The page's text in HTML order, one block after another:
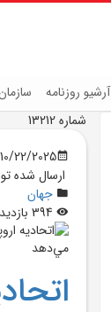
آرشیو روزنامه
شماره 13212
10/22/2025 12:00:00 AM
ارسال شده
جهان